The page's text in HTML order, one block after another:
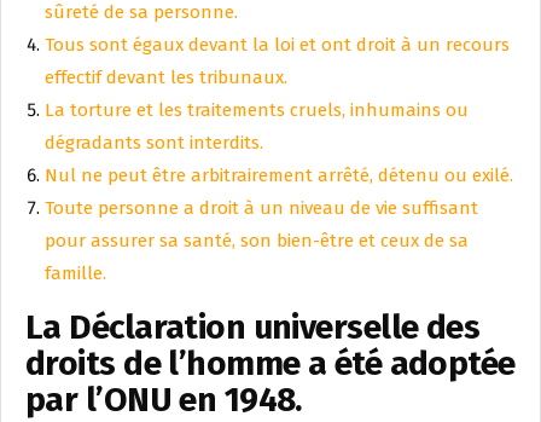
sûreté de sa personne.
Tous sont égaux devant la loi et ont droit à un recours
effectif devant les tribunaux.
La torture et les traitements cruels, inhumains ou
dégradants sont interdits.
Nul ne peut être arbitrairement arrêté, détenu ou exilé.
Toute personne a droit à un niveau de vie suffisant
pour assurer sa santé, son bien-être et ceux de sa
famille.
La Déclaration universelle des
droits de l’homme a été adoptée
par l’ONU en 1948.